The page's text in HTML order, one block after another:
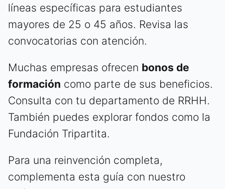
líneas específicas para estudiantes
mayores de 25 o 45 años. Revisa las
convocatorias con atención.
Muchas empresas ofrecen bonos de
formación como parte de sus beneficios.
Consulta con tu departamento de RRHH.
También puedes explorar fondos como la
Fundación Tripartita.
Para una reinvención completa,
complementa esta guía con nuestro